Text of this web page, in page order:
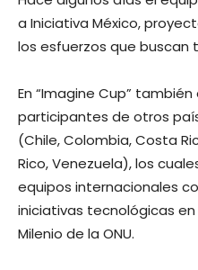
a Iniciativa México,
los esfuerzos que buscan
En “Imagine Cup”
participantes de otros
(Chile, Colombia, Costa
Rico, Venezuela), los
equipos internacionales
iniciativas tecnológicas
Milenio de la ONU.